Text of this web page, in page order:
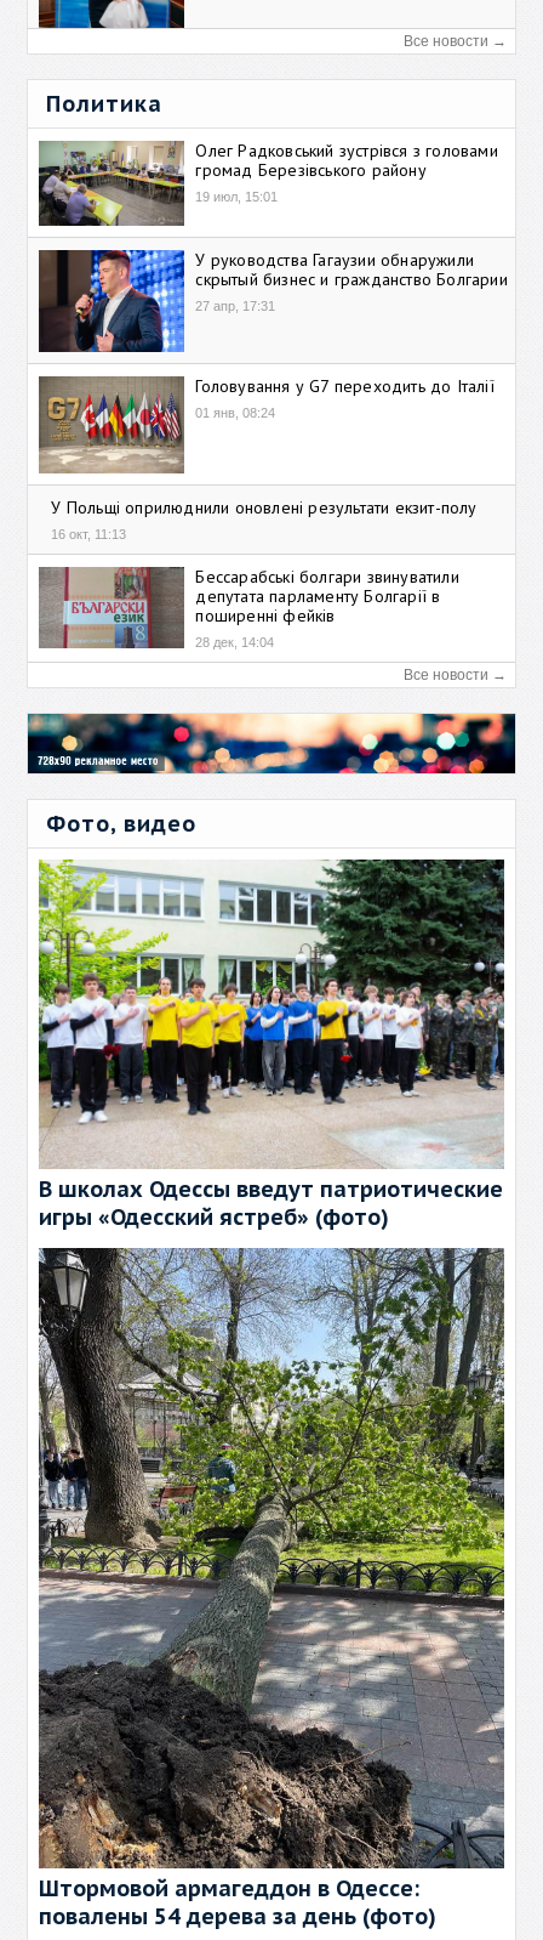
Все новости →
Политика
Олег Радковський зустрівся з головами
громад Березівського району
19 июл, 15:01
У руководства Гагаузии обнаружили
скрытый бизнес и гражданство Болгарии
27 апр, 17:31
Головування у G7 переходить до Італії
01 янв, 08:24
У Польщі оприлюднили оновлені результати екзит-полу
16 окт, 11:13
Бессарабські болгари звинуватили
депутата парламенту Болгарії в
поширенні фейків
28 дек, 14:04
Все новости →
Фото, видео
В школах Одессы введут патриотические
игры «Одесский ястреб» (фото)
Штормовой армагеддон в Одессе:
повалены 54 дерева за день (фото)